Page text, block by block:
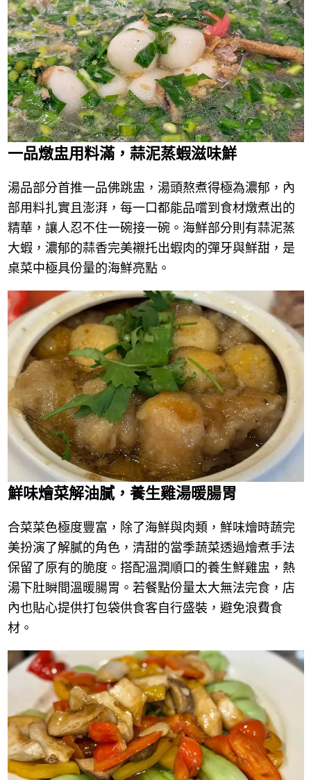
一品燉盅用料滿，蒜泥蒸蝦滋味鮮
湯品部分首推一品佛跳盅，湯頭熬煮得極為濃郁，內
部用料扎實且澎湃，每一口都能品嚐到食材燉煮出的
精華，讓人忍不住一碗接一碗。海鮮部分則有蒜泥蒸
大蝦，濃郁的蒜香完美襯托出蝦肉的彈牙與鮮甜，是
桌菜中極具份量的海鮮亮點。
鮮味燴菜解油膩，養生雞湯暖腸胃
合菜菜色極度豐富，除了海鮮與肉類，鮮味燴時蔬完
美扮演了解膩的角色，清甜的當季蔬菜透過燴煮手法
保留了原有的脆度。搭配溫潤順口的養生鮮雞盅，熱
湯下肚瞬間溫暖腸胃。若餐點份量太大無法完食，店
內也貼心提供打包袋供食客自行盛裝，避免浪費食
材。